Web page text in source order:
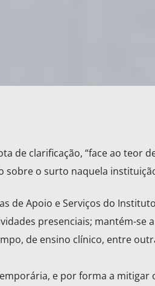
de clarificação, “face ao teor
sobre o surto naquela
de Apoio e Serviços do
presenciais; mantém-se a
de ensino clínico, entre
e por forma a mitigar